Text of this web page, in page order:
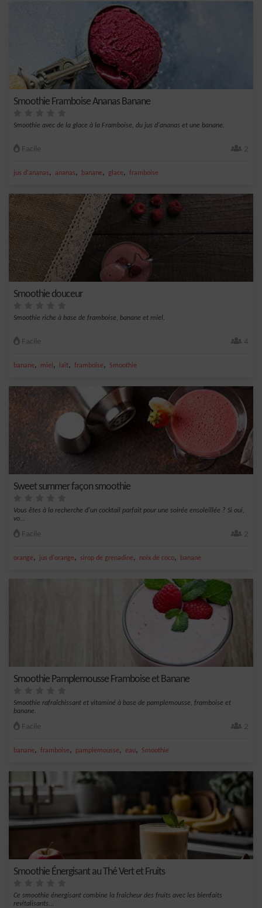
Smoothie Framboise Ananas Banane
Smoothie avec de la glace à la Framboise, du jus d'ananas et une banane.
Facile 2
jus d'ananas, ananas, banane, glace, framboise
Smoothie douceur
Smoothie riche à base de framboise, banane et miel.
Facile 4
banane, miel , lait, framboise, Smoothie
Sweet summer façon smoothie
Vous êtes à la recherche d'un cocktail parfait pour une soirée ensoleillée ? Si oui,
vo...
Facile 2
orange, jus d'orange, sirop de grenadine, noix de coco, banane
Smoothie Pamplemousse Framboise et Banane
Smoothie rafraîchissant et vitaminé à base de pamplemousse, framboise et
banane.
Facile 2
banane, framboise, pamplemousse, eau, Smoothie
Smoothie Énergisant au Thé Vert et Fruits
Ce smoothie énergisant combine la fraîcheur des fruits avec les bienfaits
revitalisants...